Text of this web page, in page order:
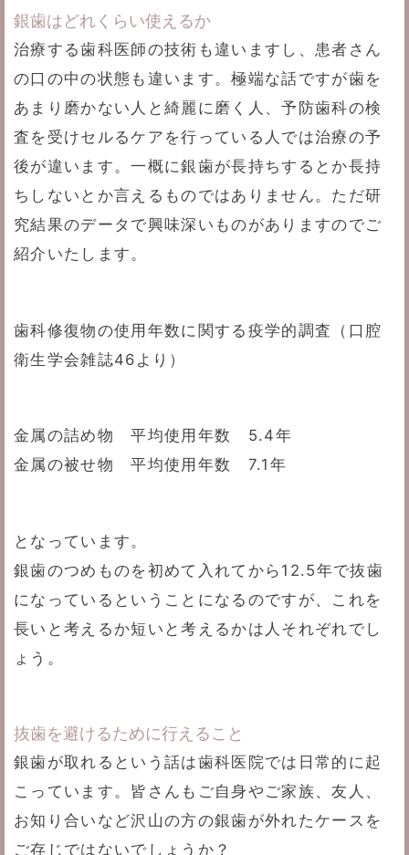
銀歯はどれくらい使えるか
治療する歯科医師の技術も違いますし、患者さん
の口の中の状態も違います。極端な話ですが歯を
あまり磨かない人と綺麗に磨く人、予防歯科の検
査を受けセルるケアを行っている人では治療の予
後が違います。一概に銀歯が長持ちするとか長持
ちしないとか言えるものではありません。ただ研
究結果のデータで興味深いものがありますのでご
紹介いたします。
歯科修復物の使用年数に関する疫学的調査（口腔
衛生学会雑誌46より）
金属の詰め物 平均使用年数 5.4年
金属の被せ物 平均使用年数 7.1年
となっています。
銀歯のつめものを初めて入れてから12.5年で抜歯
になっているということになるのですが、これを
長いと考えるか短いと考えるかは人それぞれでし
ょう。
抜歯を避けるために行えること
銀歯が取れるという話は歯科医院では日常的に起
こっています。皆さんもご自身やご家族、友人、
お知り合いなど沢山の方の銀歯が外れたケースを
ご存じではないでしょうか？